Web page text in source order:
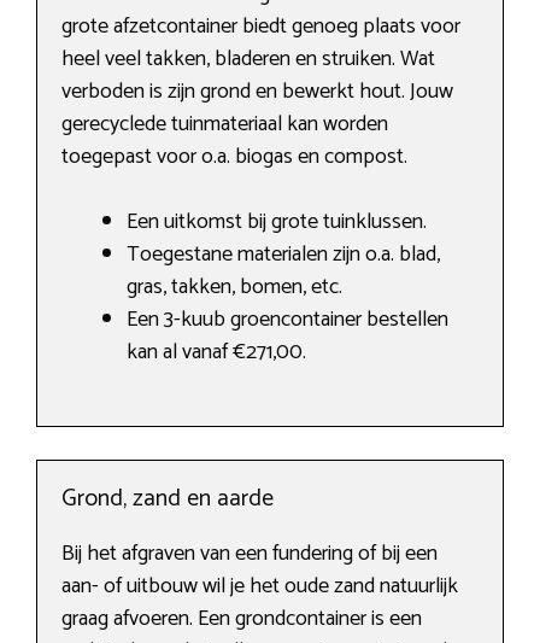
grote afzetcontainer biedt genoeg plaats voor
heel veel takken, bladeren en struiken. Wat
verboden is zijn grond en bewerkt hout. Jouw
gerecyclede tuinmateriaal kan worden
toegepast voor o.a. biogas en compost.
Een uitkomst bij grote tuinklussen.
Toegestane materialen zijn o.a. blad,
gras, takken, bomen, etc.
Een 3-kuub groencontainer bestellen
kan al vanaf €271,00.
Grond, zand en aarde
Bij het afgraven van een fundering of bij een
aan- of uitbouw wil je het oude zand natuurlijk
graag afvoeren. Een grondcontainer is een